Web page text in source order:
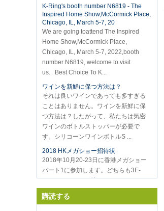
Inspired Home Show,McCormick Place,
Chicago, IL, March 5-7, 20
We are going toattend The Inspired
Home Show,McCormick Place,
Chicago, IL, March 5-7, 2022,booth
number N6819, welcome to visit
us. Best Choice To K...
ワインを新鮮に保つ方法は？
それは良いワインであっても多すぎる
ことはありません。ワインを新鮮に保
つ方法は？したがって、私たちは気密
ワインのボトルストッパーが必要で
す。シリコーンワインボトルS ...
2018 HKメガショー招待状
2018年10月20-23日に香港メガショー
パート1に参加します。どちらも3E-
C33ですので、お待ちください！
たちと会うことを歓迎しま
す.McCormick Place Chicago IL USA。
購読する